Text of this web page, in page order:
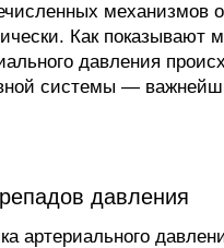
механизмов
Как показывают
давления
системы —
давления
артериального